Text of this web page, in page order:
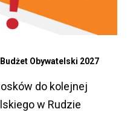
Obywatelski 2027
do kolejnej
w Rudzie